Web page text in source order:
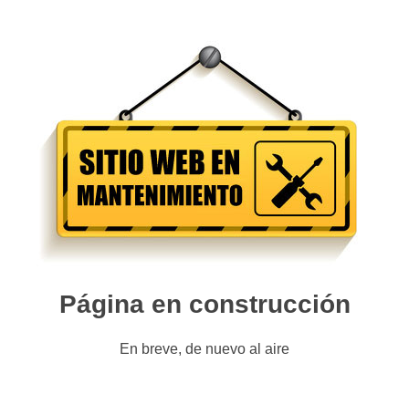
Página en construcción
En breve, de nuevo al aire